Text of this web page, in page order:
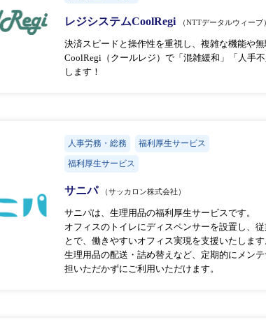
レジシステムCoolRegi （NTTデータルウィーブ
決済スピードと操作性を重視し、複雑な機能や
CoolRegi（クールレジ）で「混雑緩和」「人手
します！
人事労務・総務 福利厚生サービス
福利厚生サービス
サニパ （サッカロン株式会社）
サニパは、生理用品の福利厚生サービスです。
オフィスのトイレにディスペンサーを設置し、
とで、働きやすいオフィス実現を支援いたします
生理用品の配送・詰め替えなど、定期的にメン
担いただかずにご利用いただけます。